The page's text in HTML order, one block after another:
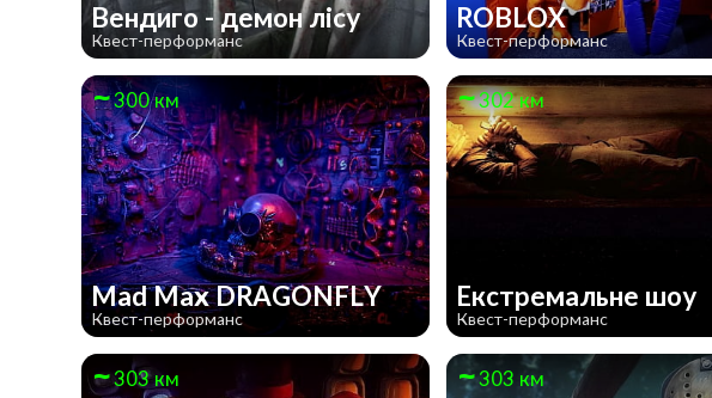
Вендиго - демон лісу
Квест-перформанс
ROBLOX
Квест-перформанс
300 км
Mad Max DRAGONFLY
Квест-перформанс
302 км
Екстремальне шоу
Квест-перформанс
303 км 303 км